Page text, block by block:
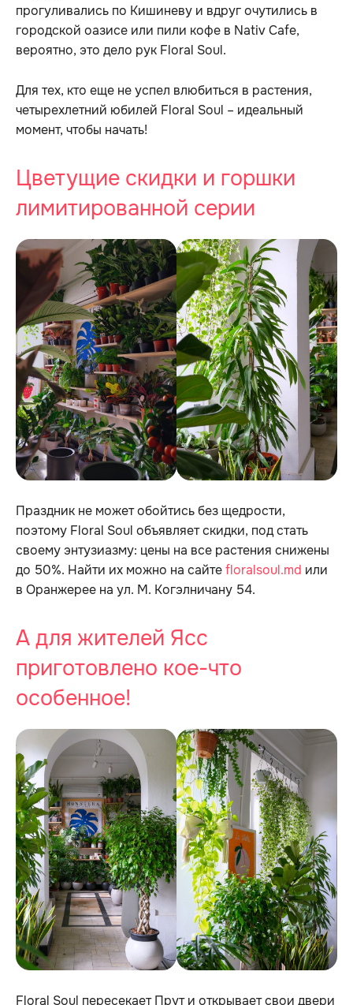
прогуливались по Кишиневу и вдруг очутились в
городской оазисе или пили кофе в Nativ Cafe,
вероятно, это дело рук Floral Soul.
Для тех, кто еще не успел влюбиться в растения,
четырехлетний юбилей Floral Soul – идеальный
момент, чтобы начать!
Цветущие скидки и горшки
лимитированной серии
Праздник не может обойтись без щедрости,
поэтому Floral Soul объявляет скидки, под стать
своему энтузиазму: цены на все растения снижены
до 50%. Найти их можно на сайтеfloralsoul.md или
в Оранжерее на ул. М. Когэлничану 54.
А для жителей Ясс
приготовлено кое-что
особенное!
Floral Soul пересекает Прут и открывает свои двери